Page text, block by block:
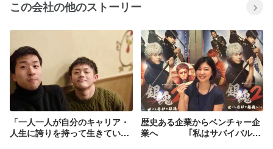
この会社の他のストーリー
「一人一人が自分のキャリア・
人生に誇りを持って生きていけ
歴史ある企業からベンチャー企
業へ ｢私はサバイバルで